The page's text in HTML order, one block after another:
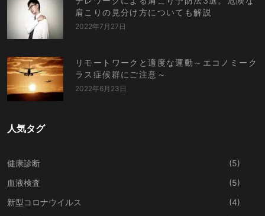
肩こりの見分け方についても解説
2022年7月27日
リモートワークと適度な運動～エコノミーク
ラス症候群にご注意～
2022年6月23日
人気タグ
健康診断
(5)
血液検査
(5)
新型コロナウイルス
(4)